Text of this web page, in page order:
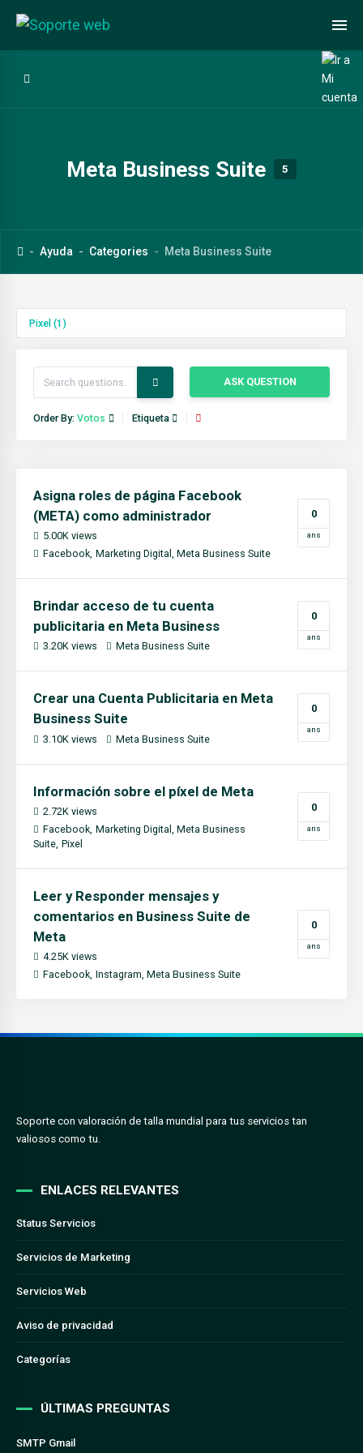
Meta Business Suite 5
Ayuda Categories Meta Business Suite
Pixel (1)
ASK QUESTION
Order By: Votos Etiqueta
Asigna roles de página Facebook
(META) como administrador
5.00K views
Facebook Marketing Digital Meta Business Suite
0
ans
Brindar acceso de tu cuenta
publicitaria en Meta Business
3.20K views Meta Business Suite
0
ans
Crear una Cuenta Publicitaria en Meta
Business Suite
3.10K views Meta Business Suite
0
ans
Información sobre el píxel de Meta
2.72K views
Facebook Marketing Digital
Meta Business
Suite Pixel
0
ans
Leer y Responder mensajes y
comentarios en Business Suite de
Meta
4.25K views
Facebook Instagram Meta Business Suite
0
ans
Soporte con valoración de talla mundial para tus servicios tan
valiosos como tu.
ENLACES RELEVANTES
Status Servicios
Servicios de Marketing
Servicios Web
Aviso de privacidad
Categorías
ÚLTIMAS PREGUNTAS
SMTP Gmail